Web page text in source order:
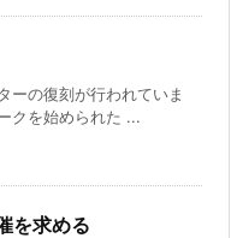
ーの復刻が行われていま
クを始められた ...
を求める